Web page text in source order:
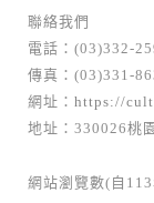
聯絡我們
電話：(03)332-
傳真：(03)331-
網址： https://
地址：330026桃
網站瀏覽數(自